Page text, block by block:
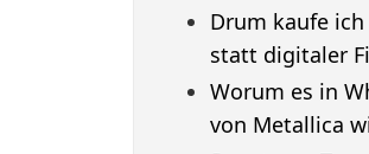
Drum kaufe ich
statt digitaler
Worum es in
von Metallica